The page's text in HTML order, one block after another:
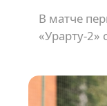
В матче
«Урарту-2»